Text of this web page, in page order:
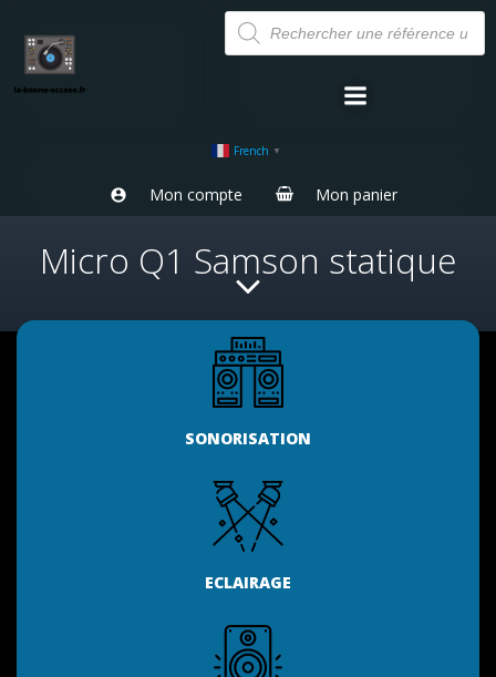
Aller
au
contenu
Recherche
de
produits
French ▼
Mon compte Mon panier
Micro Q1 Samson statique
SONORISATION
ECLAIRAGE